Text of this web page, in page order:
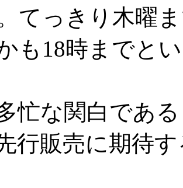
てっきり木曜
も18時までと
忙な関白であ
行販売に期待